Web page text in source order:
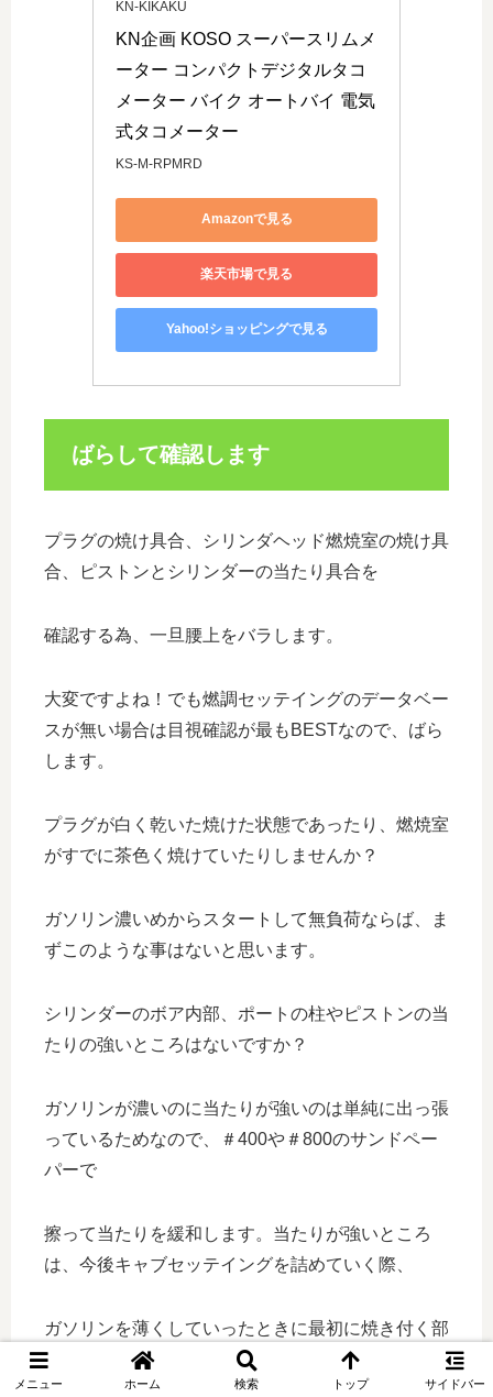
KN-KIKAKU
KN企画 KOSO スーパースリムメ
ーター コンパクトデジタルタコ
メーター バイク オートバイ 電気
式タコメーター
KS-M-RPMRD
Amazonで見る
楽天市場で見る
Yahoo!ショッピングで見る
ばらして確認します
プラグの焼け具合、シリンダヘッド燃焼室の焼け具
合、ピストンとシリンダーの当たり具合を
確認する為、一旦腰上をバラします。
大変ですよね！でも燃調セッテイングのデータベー
スが無い場合は目視確認が最もBESTなので、ばら
します。
プラグが白く乾いた焼けた状態であったり、燃焼室
がすでに茶色く焼けていたりしませんか？
ガソリン濃いめからスタートして無負荷ならば、ま
ずこのような事はないと思います。
シリンダーのボア内部、ポートの柱やピストンの当
たりの強いところはないですか？
ガソリンが濃いのに当たりが強いのは単純に出っ張
っているためなので、＃400や＃800のサンドペー
パーで
擦って当たりを緩和します。当たりが強いところ
は、今後キャブセッテイングを詰めていく際、
ガソリンを薄くしていったときに最初に焼き付く部
分になります💦。
メニュー ホーム 検索 トップ サイドバー